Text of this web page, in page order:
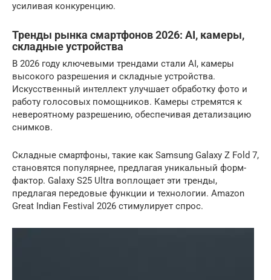
усиливая конкуренцию.
Тренды рынка смартфонов 2026: AI, камеры,
складные устройства
В 2026 году ключевыми трендами стали AI, камеры
высокого разрешения и складные устройства.
Искусственный интеллект улучшает обработку фото и
работу голосовых помощников. Камеры стремятся к
невероятному разрешению, обеспечивая детализацию
снимков.
Складные смартфоны, такие как Samsung Galaxy Z Fold 7,
становятся популярнее, предлагая уникальный форм-
фактор. Galaxy S25 Ultra воплощает эти тренды,
предлагая передовые функции и технологии. Amazon
Great Indian Festival 2026 стимулирует спрос.